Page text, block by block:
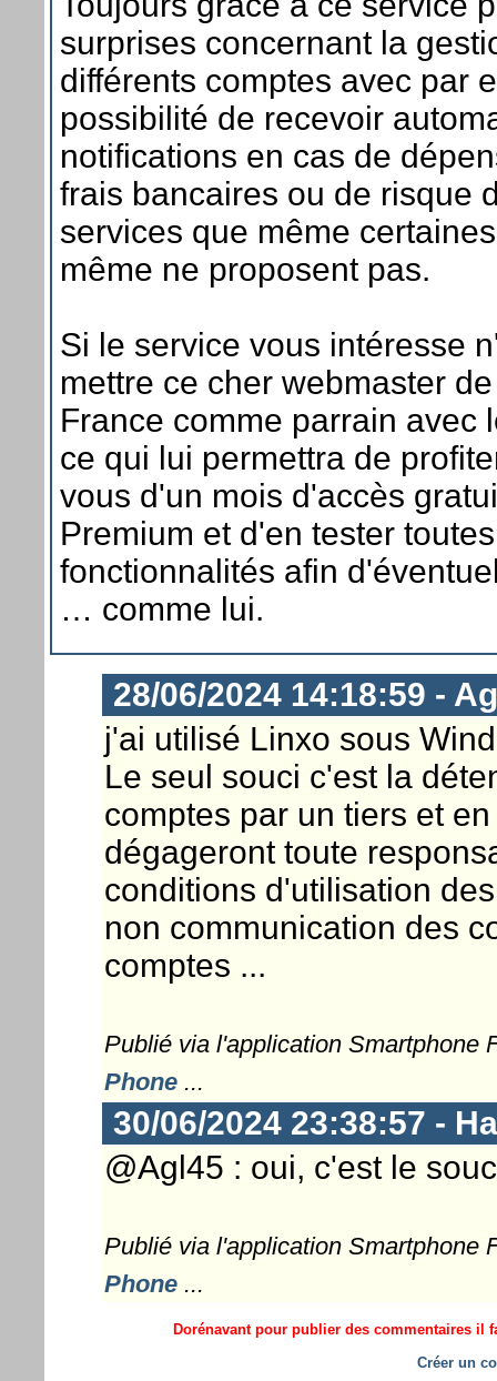
surprises concernant la
différents comptes avec par
possibilité de recevoir
notifications en cas de
frais bancaires ou de risque
services que même
même ne proposent pas.
Si le service vous intéresse
mettre ce cher webmaster
France comme parrain avec
ce qui lui permettra de
vous d'un mois d'accès
Premium et d'en tester
fonctionnalités afin
… comme lui.
28/06/2024 14:18:59 -
j'ai utilisé Linxo sous
Le seul souci c'est la
comptes par un tiers et
dégageront toute
conditions d'utilisation
non communication des
comptes ...
Publié via l'application Smartphone
Phone...
30/06/2024 23:38:57 -
@Agl45 : oui, c'est le
Publié via l'application Smartphone
Phone...
Dorénavant pour publier des commentaires il
Créer un